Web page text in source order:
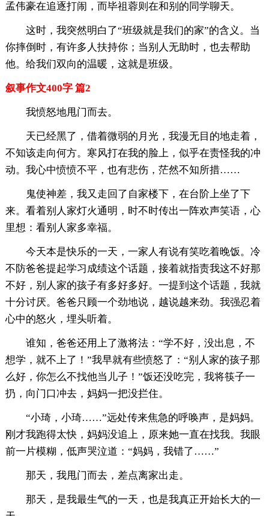
孟伟豪在追逐打闹，而毕祖蓉则在和别的同学聊天。
这时，我突然明白了“班级就是我们的家”的含义。当
你摔倒时，有许多人扶持你；当别人无助时，也去帮助
他。给我们双向的温暖，这就是班级。
叙事作文400字 篇2
我愤怒地甩门而去。
天已经黑了，借着微弱的月光，我漫无目的地走着，
不知该走向何方。寒风打在我的脸上，似乎在责怪我的冲
动。我心中愤愤不平，也有悲伤，茫然不知所措……
鬼使神差，我又走回了自家楼下，在台阶上坐了下
来。看着别人家灯火通明，时不时传出一阵欢声笑语，心
里想：看别人家多幸福。
今天本是快乐的一天，一家人有说有笑吃着晚饭。冷
不防爸爸提起学习成绩这个话题，接着就指责我这不好那
不好，别人家的孩子有多好多好。一提到这个话题，我就
十分讨厌。爸爸只顾一个劲地说，越说越来劲。我强忍着
心中的怒火，埋头听着。
谁知，爸爸还用上了激将法：“学不好，没出息，不
想学，就不上了！”我早就有些愤怒了：“别人家的孩子那
么好，你怎么不找他当儿子！”饭还没吃完，我将筷子一
扔，向门口冲去，妈妈一把没拦住。
“小琦，小琦……”远处传来焦急的呼唤声，是妈妈。
刚才我跑得太快，妈妈没追上，原来她一直在找我。我眼
前一片模糊，低声哭泣道：“妈妈，我错了……”
那天，我甩门而去，差点离家出走。
那天，是我最生气的一天，也是我真正开始长大的一